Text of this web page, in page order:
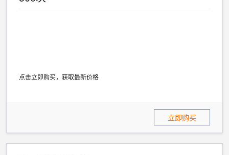
点击立即购买，获取最新价格
立即购买